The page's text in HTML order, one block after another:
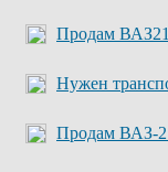
Продам
Нужен
Продам ВАЗ-